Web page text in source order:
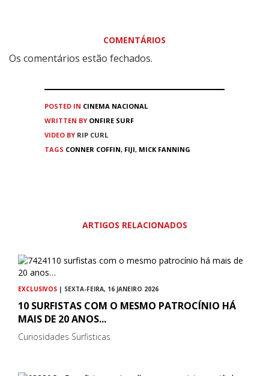
COMENTÁRIOS
Os comentários estão fechados.
POSTED IN CINEMA NACIONAL
WRITTEN BY ONFIRE SURF
VIDEO BY RIP CURL
TAGS CONNER COFFIN, FIJI, MICK FANNING
ARTIGOS RELACIONADOS
EXCLUSIVOS | SEXTA-FEIRA, 16 JANEIRO 2026
10 SURFISTAS COM O MESMO PATROCÍNIO HÁ
MAIS DE 20 ANOS...
Curiosidades Surfisticas